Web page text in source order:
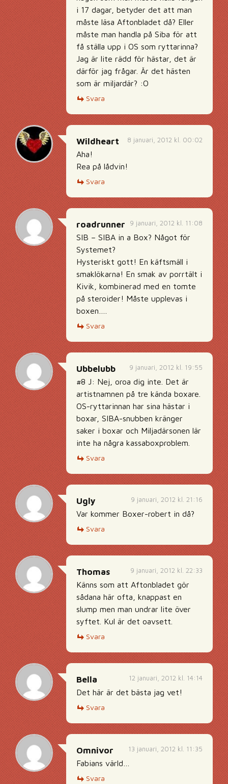
i 17 dagar, betyder det att man
måste läsa Aftonbladet då? Eller
måste man handla på Siba för att
få ställa upp i OS som ryttarinna?
Jag är lite rädd för hästar, det är
därför jag frågar. Är det hästen
som är miljardär? :O
Svara
8 januari, 2012 kl. 00:02
Wildheart
Aha!
Rea på lådvin!
Svara
9 januari, 2012 kl. 11:08
roadrunner
SIB – SIBA in a Box? Något för
Systemet?
Hysteriskt gott! En käftsmäll i
smaklökarna! En smak av porrtält i
Kivik, kombinerad med en tomte
på steroider! Måste upplevas i
boxen….
Svara
9 januari, 2012 kl. 19:55
Ubbelubb
#8 J: Nej, oroa dig inte. Det är
artistnamnen på tre kända boxare.
OS-ryttarinnan har sina hästar i
boxar, SIBA-snubben kränger
saker i boxar och Miljadärsonen lär
inte ha några kassaboxproblem.
Svara
9 januari, 2012 kl. 21:16
Ugly
Var kommer Boxer-robert in då?
Svara
9 januari, 2012 kl. 22:33
Thomas
Känns som att Aftonbladet gör
sådana här ofta, knappast en
slump men man undrar lite över
syftet. Kul är det oavsett.
Svara
12 januari, 2012 kl. 14:14
Bella
Det här är det bästa jag vet!
Svara
13 januari, 2012 kl. 11:35
Omnivor
Fabians värld…
Svara